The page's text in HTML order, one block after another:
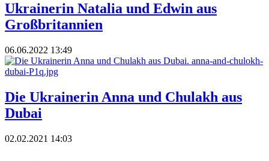
Ukrainerin Natalia und Edwin aus
Großbritannien
06.06.2022 13:49
Die Ukrainerin Anna und Chulakh aus
Dubai
02.02.2021 14:03